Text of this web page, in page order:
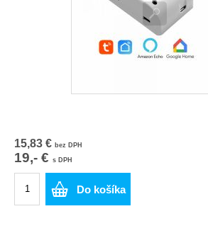
15,83 € bez DPH
19,- € s DPH
Do košíka